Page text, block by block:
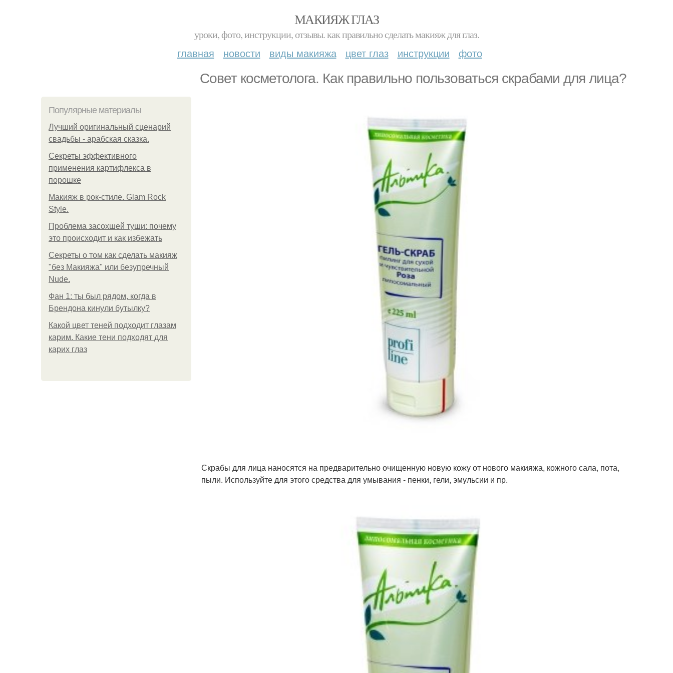
МАКИЯЖ ГЛАЗ
уроки, фото, инструкции, отзывы. как правильно сделать макияж для глаз.
главная новости виды макияжа цвет глаз инструкции фото
Совет косметолога. Как правильно пользоваться скрабами для лица?
Популярные материалы
Лучший оригинальный сценарий
свадьбы - арабская сказка.
Секреты эффективного
применения картифлекса в
порошке
Макияж в рок-стиле. Glam Rock
Style.
Проблема засохшей туши: почему
это происходит и как избежать
Секреты о том как сделать макияж
"без Макияжа" или безупречный
Nude.
Фан 1: ты был рядом, когда в
Брендона кинули бутылку?
Какой цвет теней подходит глазам
карим. Какие тени подходят для
карих глаз
Скрабы для лица наносятся на предварительно очищенную новую кожу от нового макияжа, кожного сала, пота,
пыли. Используйте для этого средства для умывания - пенки, гели, эмульсии и пр.